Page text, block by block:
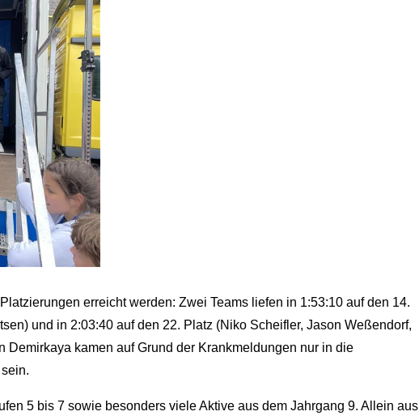
erreicht werden: Zwei Teams liefen in 1:53:10 auf den 14.
und in 2:03:40 auf den 22. Platz (Niko Scheifler, Jason Weßendorf,
kamen auf Grund der Krankmeldungen nur in die
5 bis 7 sowie besonders viele Aktive aus dem Jahrgang 9. Allein aus